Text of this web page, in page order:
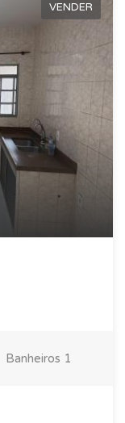
VENDER
Banheiros 1